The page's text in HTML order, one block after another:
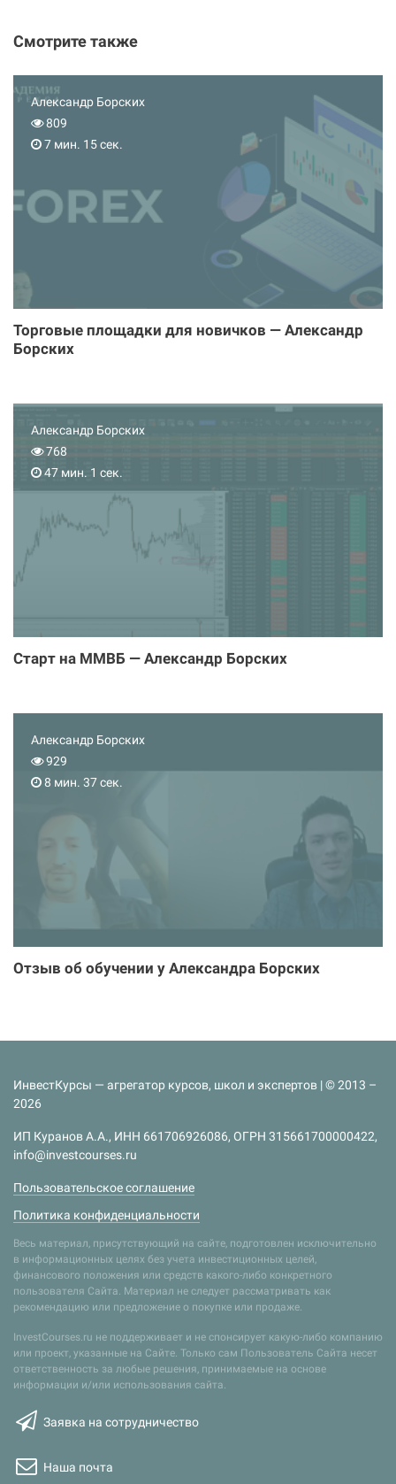
Смотрите также
Александр Борских
809
7 мин. 15 сек.
Торговые площадки для новичков — Александр
Борских
Александр Борских
768
47 мин. 1 сек.
Старт на ММВБ — Александр Борских
Александр Борских
929
8 мин. 37 сек.
Отзыв об обучении у Александра Борских
ИнвестКурсы — агрегатор курсов, школ и экспертов | © 2013 –
2026
ИП Куранов А.А., ИНН 661706926086, ОГРН 315661700000422,
info@investcourses.ru
Пользовательское соглашение
Политика конфиденциальности
Весь материал, присутствующий на сайте, подготовлен исключительно
в информационных целях без учета инвестиционных целей,
финансового положения или средств какого-либо конкретного
пользователя Сайта. Материал не следует рассматривать как
рекомендацию или предложение о покупке или продаже.
InvestCourses.ru не поддерживает и не спонсирует какую-либо компанию
или проект, указанные на Сайте. Только сам Пользователь Сайта несет
ответственность за любые решения, принимаемые на основе
информации и/или использования сайта.
Заявка на сотрудничество
Наша почта